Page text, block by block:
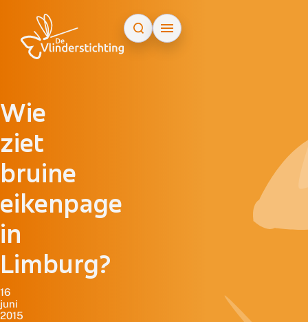
Wie
ziet
bruine
eikenpage
in
Limburg?
16
juni
2015